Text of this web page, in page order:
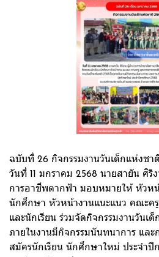
ฉบับที่ 26 กิจกรรมงานวันเด็กแห่งชา
วันที่ 11 มกราคม 2568 นายสายัน ศิริ
การอาชีพตากฟ้า มอบหมายให้ หัวหน้
นักศึกษา หัวหน้างานแนะแนว คณะค
และนักเรียน ร่วมจัดกิจกรรมงานวันเ
ภายในงานมีกิจกรรมนันทนาการ และ
สมัครนักเรียน นักศึกษาใหม่ ประจำ